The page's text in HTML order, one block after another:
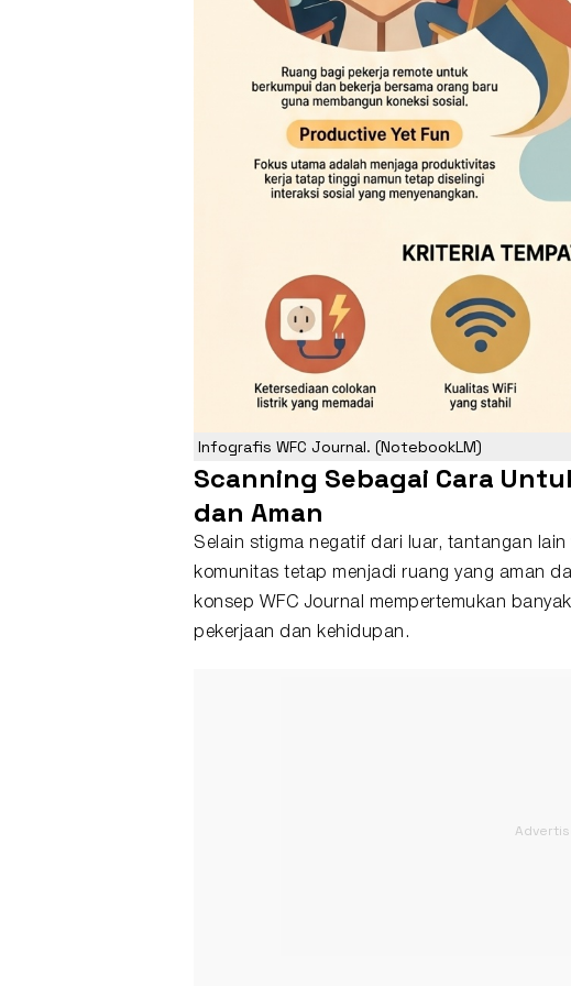
Infografis WFC Journal. (NotebookLM)
Scanning Sebagai Cara
dan Aman
Selain stigma negatif dari luar, tantangan
komunitas tetap menjadi ruang yang aman
konsep WFC Journal mempertemukan
pekerjaan dan kehidupan.